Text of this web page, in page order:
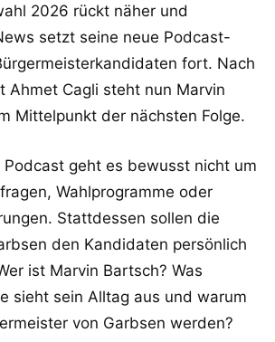
2026 rückt näher und
setzt seine neue Podcast-
fort. Nach
Ahmet Cagli steht nun Marvin
Mittelpunkt der nächsten Folge.
Podcast geht es bewusst nicht um
Wahlprogramme oder
Stattdessen sollen die
den Kandidaten persönlich
ist Marvin Bartsch? Was
sieht sein Alltag aus und warum
von Garbsen werden?